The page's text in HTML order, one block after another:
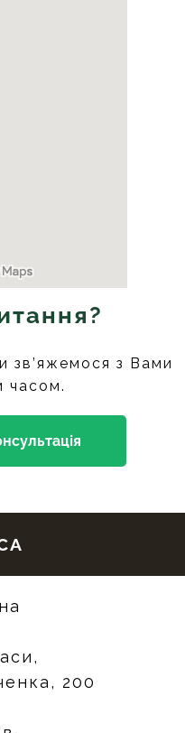
зв’яжемося з Вами
часом.
200